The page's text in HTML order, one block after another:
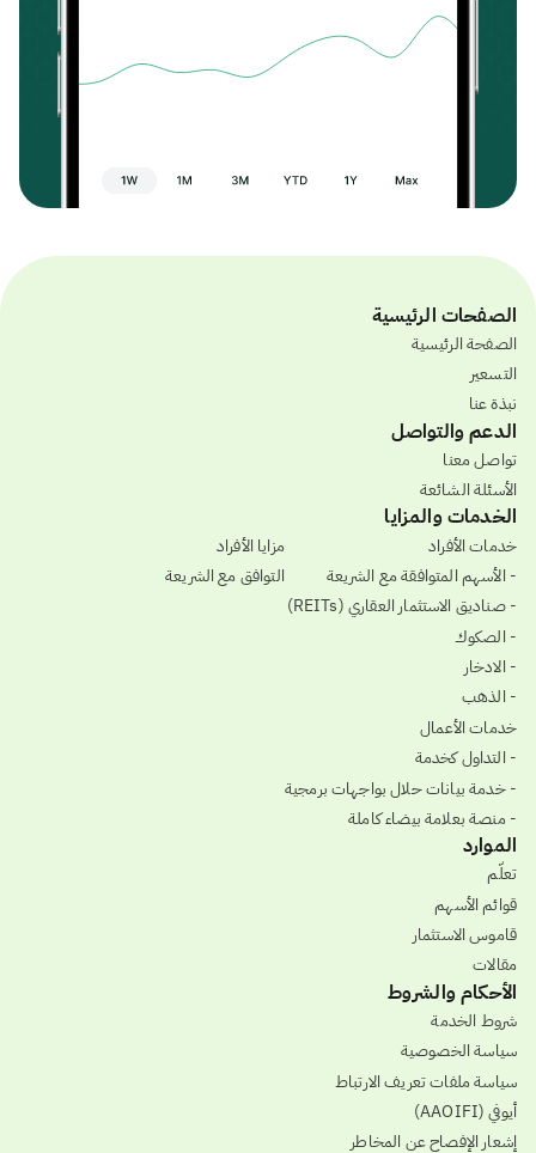
الصفحات الرئيسية
الصفحة الرئيسية
التسعير
نبذة عنا
الدعم والتواصل
تواصل معنا
الأسئلة الشائعة
الخدمات والمزايا
خدمات الأفراد
- الأسهم المتوافقة مع الشريعة
- صناديق الاستثمار العقاري (REITs)
- الصكوك
- الادخار
- الذهب
خدمات الأعمال
- التداول كخدمة
- خدمة بيانات حلال بواجهات برمجية
- منصة بعلامة بيضاء كاملة
مزايا الأفراد
التوافق مع الشريعة
الموارد
تعلّم
قوائم الأسهم
قاموس الاستثمار
مقالات
الأحكام والشروط
شروط الخدمة
سياسة الخصوصية
سياسة ملفات تعريف الارتباط
أيوفي (AAOIFI)
إشعار الإفصاح عن المخاطر